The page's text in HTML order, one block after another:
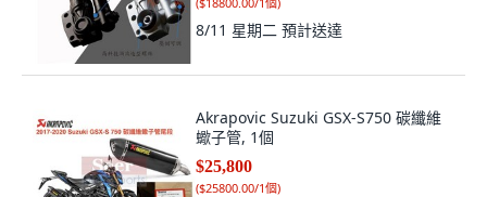
8/11 星期二 預計送達
Akrapovic Suzuki GSX-S750 碳纖維
蠍子管, 1個
$25,800
($25800.00/1個)